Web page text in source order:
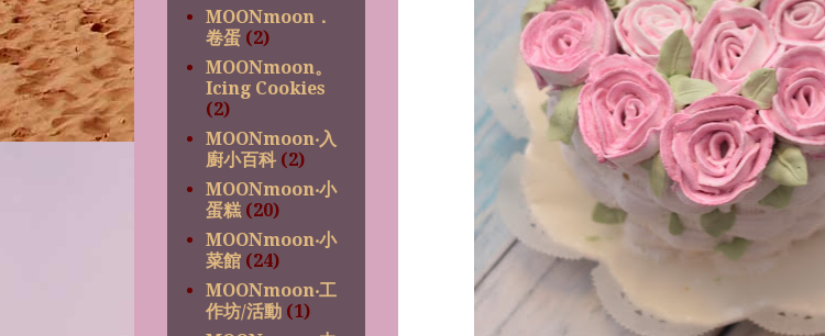
MOONmoon．
卷蛋 (2)
MOONmoon。
Icing Cookies
(2)
MOONmoon‧入
廚小百科 (2)
MOONmoon‧小
蛋糕 (20)
MOONmoon‧小
菜館 (24)
MOONmoon‧工
作坊/活動 (1)